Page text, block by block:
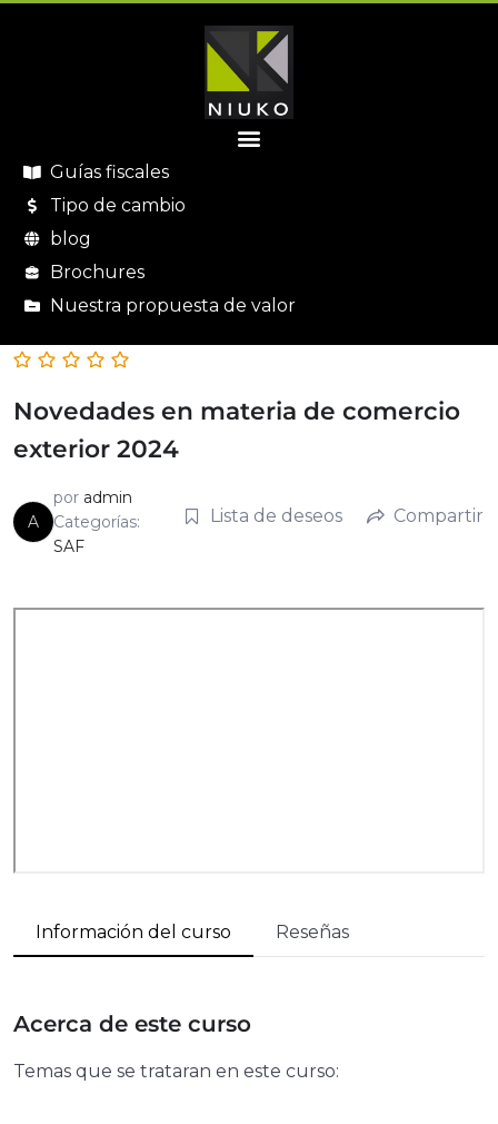
Guías fiscales
Tipo de cambio
blog
Brochures
Nuestra propuesta de valor
Novedades en materia de comercio
exterior 2024
A
por admin
Categorías:
SAF
Lista de deseos Compartir
Información del curso Reseñas
Acerca de este curso
Temas que se trataran en este curso: